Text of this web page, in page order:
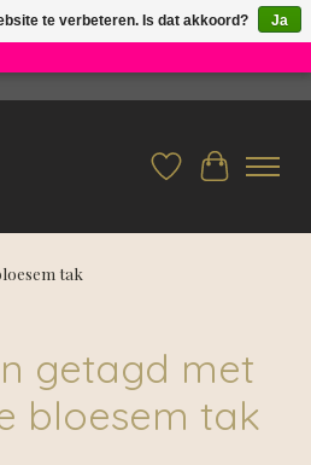
×
Verlanglijst
tak
getagd met
bloesem tak
te verbeteren. Is dat akkoord?
Ja